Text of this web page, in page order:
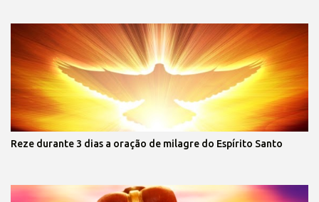
Reze durante 3 dias a oração de milagre do Espírito Santo